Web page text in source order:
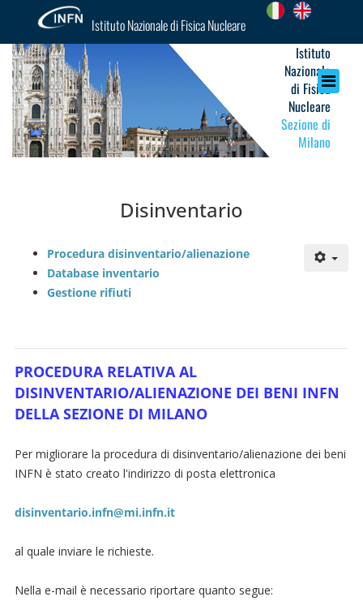
Istituto Nazionale di Fisica Nucleare
Istituto
Nazionale
di Fisica
Nucleare
Sezione di
Milano
Disinventario
Procedura disinventario/alienazione
Database inventario
Gestione rifiuti
PROCEDURA RELATIVA AL
DISINVENTARIO/ALIENAZIONE DEI BENI INFN
DELLA SEZIONE DI MILANO
Per migliorare la procedura di disinventario/alienazione dei beni
INFN è stato creato l'indirizzo di posta elettronica
disinventario.infn@mi.infn.it
al quale inviare le richieste.
Nella e-mail è necessario riportare quanto segue: